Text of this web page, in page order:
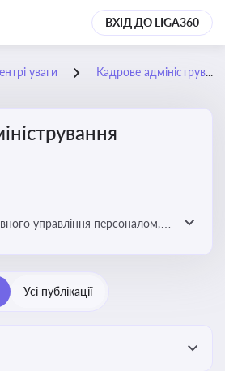
ВХІД ДО LIGA360
уваги Кадрове адміністрування
управління персоналом,
Усі публікації